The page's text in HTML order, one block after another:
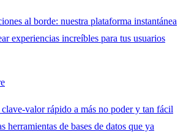
al borde: nuestra plataforma instantánea
experiencias increíbles para tus usuarios
valor rápido a más no poder y tan fácil
herramientas de bases de datos que ya